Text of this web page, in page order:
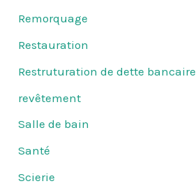
Remorquage
Restauration
Restruturation de dette bancaire
revêtement
Salle de bain
Santé
Scierie